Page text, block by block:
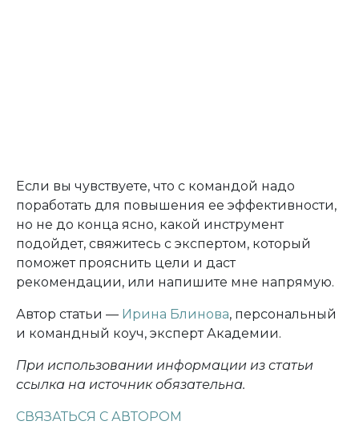
Если вы чувствуете, что с командой надо
поработать для повышения ее эффективности,
но не до конца ясно, какой инструмент
подойдет, свяжитесь с экспертом, который
поможет прояснить цели и даст
рекомендации, или напишите мне напрямую.
Автор статьи — Ирина Блинова, персональный
и командный коуч, эксперт Академии.
При использовании информации из статьи
ссылка на источник обязательна.
СВЯЗАТЬСЯ С АВТОРОМ